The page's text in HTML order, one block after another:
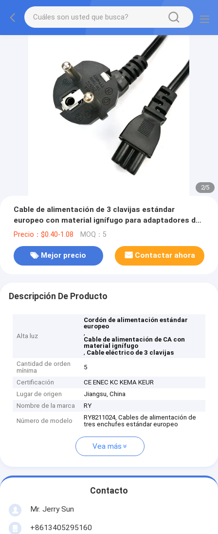
2/5
Cable de alimentación de 3 clavijas estándar
europeo con material ignífugo para adaptadores de
CA de portátiles y PC
Precio：$0.40-1.08 MOQ：5
Mejor precio Contactar ahora
Descripción De Producto
Alta luz
Cordón de alimentación estándar
europeo
,
Cable de alimentación de CA con
material ignífugo
, Cable eléctrico de 3 clavijas
Cantidad de orden
mínima
5
Certificación
CE ENEC KC KEMA KEUR
Lugar de origen
Jiangsu, China
Nombre de la marca
RY
Número de modelo
RY8211024, Cables de alimentación de
tres enchufes estándar europeo
Vea más
Contacto
Mr. Jerry Sun
+8613405295160